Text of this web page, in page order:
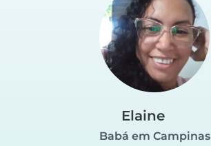
Elaine
Babá em Campinas